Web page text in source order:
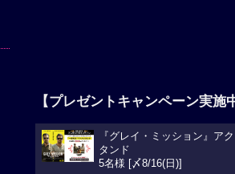
【プレゼントキャンペーン実施
『グレイ・ミッション』ア
タンド
5名様 [〆8/16(日)]